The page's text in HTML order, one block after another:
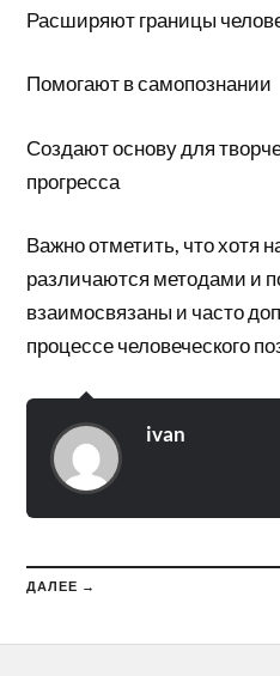
Расширяют границы
Помогают в самопознании
Создают основу для
прогресса
Важно отметить, что хотя
различаются методами и
взаимосвязаны и часто
процессе человеческого
ivan
ДАЛЕЕ →